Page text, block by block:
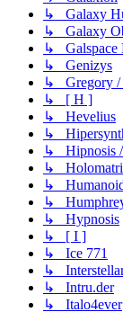
↳ Galaxy
↳ Galaxy
↳ Galspace
↳ Genizys
↳ Gregory /
↳ [ H ]
↳ Hevelius
↳
↳ Hipnosis /
↳
↳
↳
↳ Hypnosis
↳ [ I ]
↳ Ice 771
↳
↳ Intru.der
↳ Italo4ever